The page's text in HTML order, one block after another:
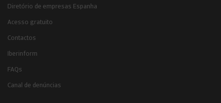
Diretório de empresas Espanha
Acesso gratuito
Contactos
Iberinform
FAQs
Canal de denúncias